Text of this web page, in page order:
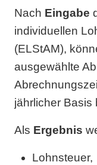
Nach Eingabe
individuellen
(ELStAM),
ausgewählte
jährlicher Basis
Als Ergebnis
Lohnsteuer,